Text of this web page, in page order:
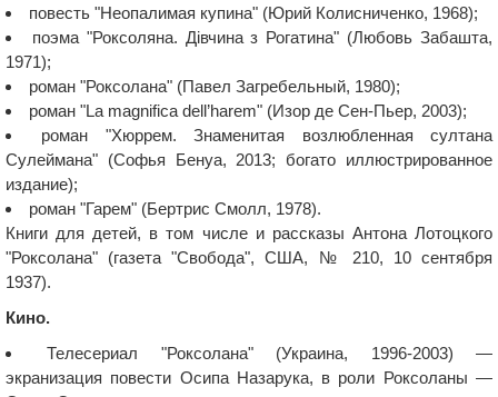
повесть "Неопалимая купина" (Юрий Колисниченко, 1968);
поэма "Роксоляна. Дівчина з Рогатина" (Любовь Забашта,
1971);
роман "Роксолана" (Павел Загребельный, 1980);
роман "La magnifica dell’harem" (Изор де Сен-Пьер, 2003);
роман "Хюррем. Знаменитая возлюбленная султана
Сулеймана" (Софья Бенуа, 2013; богато иллюстрированное
издание);
роман "Гарем" (Бертрис Смолл, 1978).
Книги для детей, в том числе и рассказы Антона Лотоцкого
"Роксолана" (газета "Свобода", США, № 210, 10 сентября
1937).
Кино.
Телесериал "Роксолана" (Украина, 1996-2003) —
экранизация повести Осипа Назарука, в роли Роксоланы —